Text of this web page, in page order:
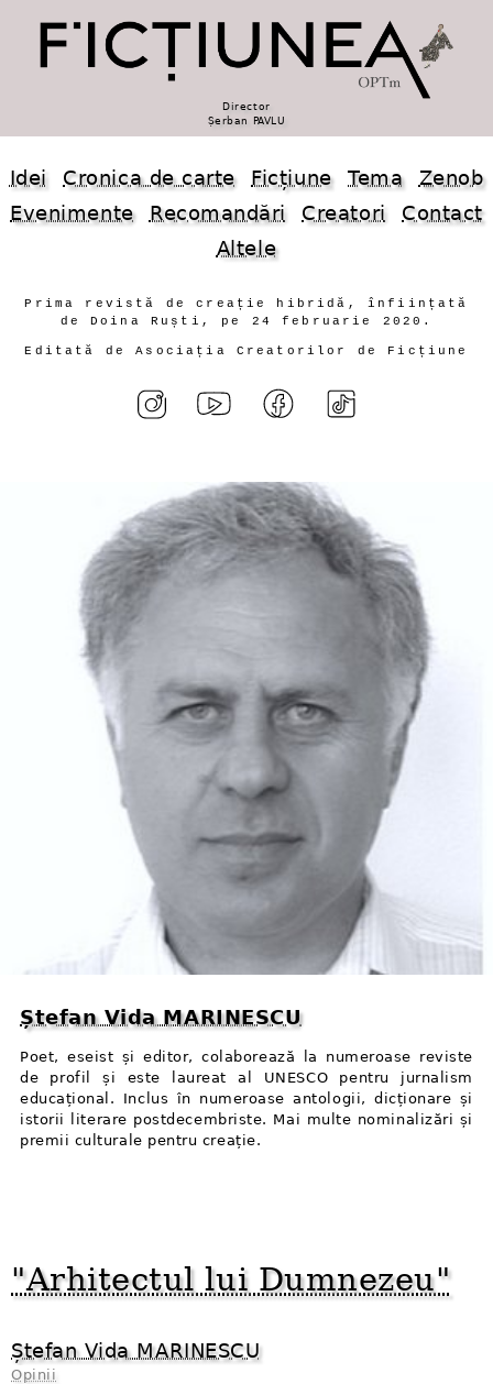
Director
Șerban PAVLU
Idei Cronica de carte Ficțiune Tema
Zenob
Evenimente
Recomandări Creatori
Contact
Altele
Prima revistă de creație hibridă, înființată
de Doina Ruști, pe 24 februarie 2020.
Editată de Asociația Creatorilor de Ficțiune
Ștefan Vida MARINESCU
Poet, eseist și editor, colaborează la numeroase reviste
de profil și este laureat al UNESCO pentru jurnalism
educațional. Inclus în numeroase antologii, dicționare și
istorii literare postdecembriste. Mai multe nominalizări și
premii culturale pentru creație.
"Arhitectul lui Dumnezeu"
Ștefan Vida MARINESCU
Opinii